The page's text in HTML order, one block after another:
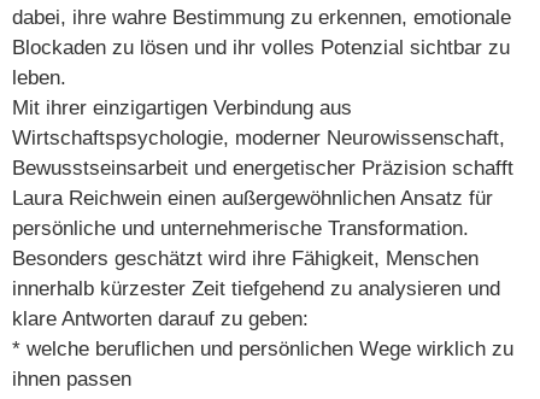
dabei, ihre wahre Bestimmung zu erkennen, emotionale
Blockaden zu lösen und ihr volles Potenzial sichtbar zu
leben.
Mit ihrer einzigartigen Verbindung aus
Wirtschaftspsychologie, moderner Neurowissenschaft,
Bewusstseinsarbeit und energetischer Präzision schafft
Laura Reichwein einen außergewöhnlichen Ansatz für
persönliche und unternehmerische Transformation.
Besonders geschätzt wird ihre Fähigkeit, Menschen
innerhalb kürzester Zeit tiefgehend zu analysieren und
klare Antworten darauf zu geben:
* welche beruflichen und persönlichen Wege wirklich zu
ihnen passen